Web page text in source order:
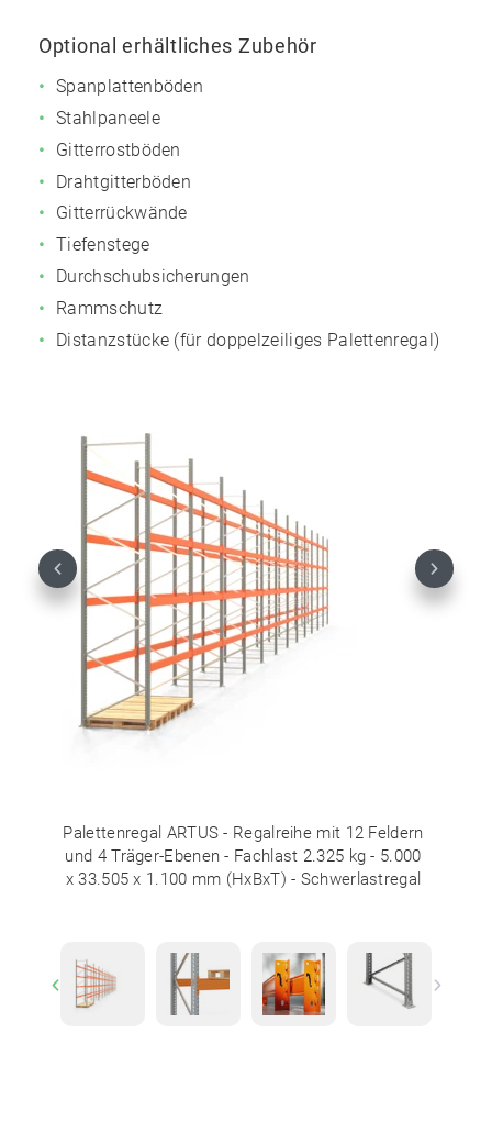
Optional erhältliches Zubehör
Spanplattenböden
Stahlpaneele
Gitterrostböden
Drahtgitterböden
Gitterrückwände
Tiefenstege
Durchschubsicherungen
Rammschutz
Distanzstücke (für doppelzeiliges Palettenregal)
Palettenregal ARTUS - Regalreihe mit 12 Feldern
und 4 Träger-Ebenen - Fachlast 2.325 kg - 5.000
x 33.505 x 1.100 mm (HxBxT) - Schwerlastregal
Previous Next
Previous Next